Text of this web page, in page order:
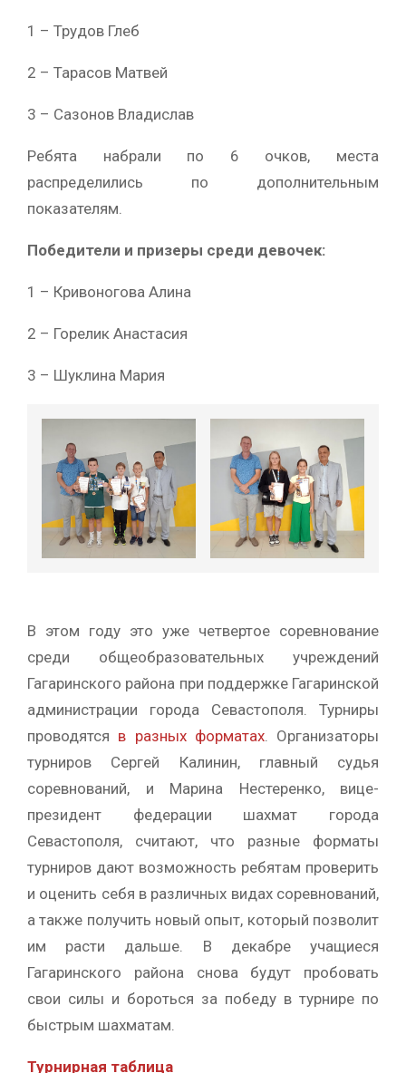
1 – Трудов Глеб
2 – Тарасов Матвей
3 – Сазонов Владислав
Ребята набрали по 6 очков, места
распределились по дополнительным
показателям.
Победители и призеры среди девочек:
1 – Кривоногова Алина
2 – Горелик Анастасия
3 – Шуклина Мария
В этом году это уже четвертое соревнование
среди общеобразовательных учреждений
Гагаринского района при поддержке Гагаринской
администрации города Севастополя. Турниры
проводятся в разных форматах. Организаторы
турниров Сергей Калинин, главный судья
соревнований, и Марина Нестеренко, вице-
президент федерации шахмат города
Севастополя, считают, что разные форматы
турниров дают возможность ребятам проверить
и оценить себя в различных видах соревнований,
а также получить новый опыт, который позволит
им расти дальше. В декабре учащиеся
Гагаринского района снова будут пробовать
свои силы и бороться за победу в турнире по
быстрым шахматам.
Турнирная таблица